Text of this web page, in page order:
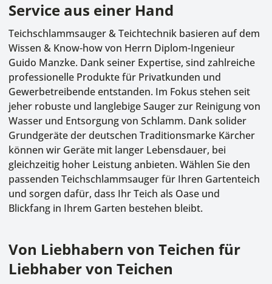
Service aus einer Hand
Teichschlammsauger & Teichtechnik basieren auf dem
Wissen & Know-how von Herrn Diplom-Ingenieur
Guido Manzke. Dank seiner Expertise, sind zahlreiche
professionelle Produkte für Privatkunden und
Gewerbetreibende entstanden. Im Fokus stehen seit
jeher robuste und langlebige Sauger zur Reinigung von
Wasser und Entsorgung von Schlamm. Dank solider
Grundgeräte der deutschen Traditionsmarke Kärcher
können wir Geräte mit langer Lebensdauer, bei
gleichzeitig hoher Leistung anbieten. Wählen Sie den
passenden Teichschlammsauger für Ihren Gartenteich
und sorgen dafür, dass Ihr Teich als Oase und
Blickfang in Ihrem Garten bestehen bleibt.
Von Liebhabern von Teichen für
Liebhaber von Teichen